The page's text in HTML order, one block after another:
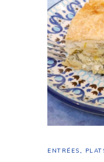
ENTRÉES